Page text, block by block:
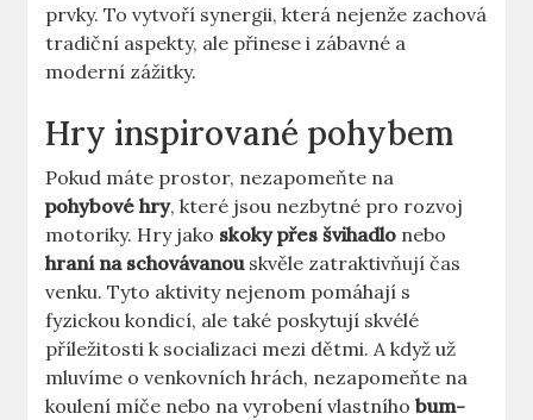
prvky. To vytvoří synergii, která nejenže zachová
tradiční aspekty, ale přinese i zábavné a
moderní zážitky.
Hry inspirované pohybem
Pokud máte prostor, nezapomeňte na
pohybové hry, které jsou nezbytné pro rozvoj
motoriky. Hry jako skoky přes švihadlo nebo
hraní na schovávanouskvěle zatraktivňují čas
venku. Tyto aktivity nejenom pomáhají s
fyzickou kondicí, ale také poskytují skvélé
příležitosti k socializaci mezi dětmi. A když už
mluvíme o venkovních hrách, nezapomeňte na
koulení míče nebo na vyrobení vlastníhobum-